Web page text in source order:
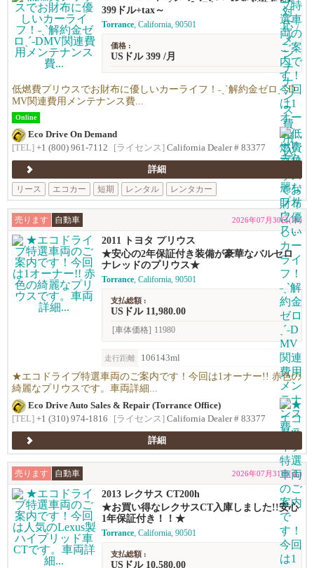
ナシのリースプラン】月額$399～利用可能！
399ドル+tax～
Torrance, California, 90501
価格 :
USドル 399 /月
低燃費プリウスでお財布に優しいカーライフ！˗ˏˋ解約金ゼロˎˊ˗D
MV関連費用メンテナンス費...
Online
Eco Drive On Demand
[TEL] +1 (800) 961-7112 [ライセンス] California Dealer # 83377
詳細
リース
エコカー 短期 レンタル レンタカー
売ります 自動車 2026年07月30日(木)
2011 トヨタ プリウス
★安心の2年保証付き装備が豪華なバルセロ
ナレッドのプリウス★
Torrance, California, 90501
支払総額 :
USドル 11,980.00
[車体価格] 11980
走行距離 106143ml
★エコドライブ特選車両のご案内です！今回は1オーナー!! 赤色の
綺麗なプリウスです。車両詳細...
Eco Drive Auto Sales & Repair (Torrance Office)
[TEL] +1 (310) 974-1816 [ライセンス] California Dealer # 83377
詳細
売ります 自動車 2026年07月31日(金)
2013 レクサス CT200h
★お買い得なレクサスCT入庫しました!!安心
1年保証付き！！★
Torrance, California, 90501
支払総額 :
USドル 10,580.00